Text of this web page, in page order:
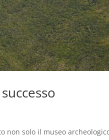
non solo il museo